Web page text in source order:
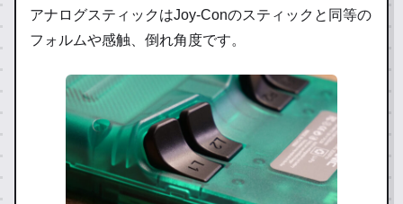
アナログスティックはJoy-Conのスティックと同等の
フォルムや感触、倒れ角度です。